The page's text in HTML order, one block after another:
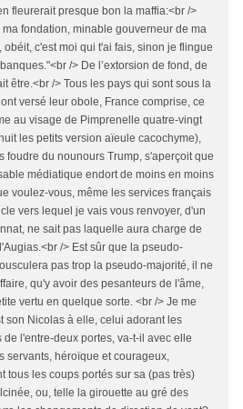
fleurerait presque bon la maffia:<br />
ma fondation, minable gouverneur de ma
c'est moi qui t'ai fais, sinon je flingue
/> De l’extorsion de fond, de
être.<br /> Tous les pays qui sont sous la
versé leur obole, France comprise, ce
au visage de Pimprenelle quatre-vingt
les petits version aïeule cacochyme),
foudre du nounours Trump, s'aperçoit que
médiatique endort de moins en moins
voulez-vous, même les services français
vers lequel je vais vous renvoyer, d'un
ne sait pas laquelle aura charge de
/> Est sûr que la pseudo-
pas trop la pseudo-majorité, il ne
qu'y avoir des pesanteurs de l'âme,
vertu en quelque sorte. <br /> Je me
son Nicolas à elle, celui adorant les
l'entre-deux portes, va-t-il avec elle
servants, héroïque et courageux,
tous les coups portés sur sa (pas très)
ou, telle la girouette au gré des